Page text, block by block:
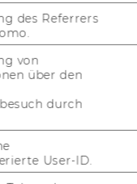
des Referrers
von
über den
durch
User-ID.